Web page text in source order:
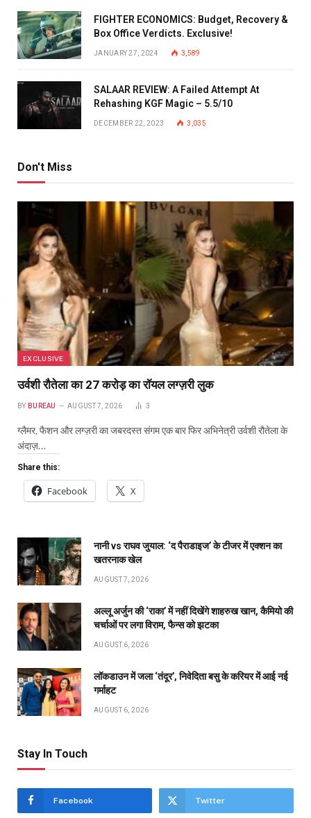
FIGHTER ECONOMICS: Budget, Recovery &
Box Office Verdicts. Exclusive!
JANUARY 27, 2024 3,589
SALAAR REVIEW: A Failed Attempt At
Rehashing KGF Magic – 5.5/10
DECEMBER 22, 2023 3,035
Don't Miss
EXCLUSIVE
उर्वशी रौतेला का ₹27 करोड़ का रॉयल लग्ज़री लुक
BY BUREAU AUGUST 7, 2026 3
ग्लैमर, फैशन और लग्ज़री का जबरदस्त संगम एक बार फिर अभिनेत्री उर्वशी रौतेला के
अंदाज़…
Share this:
Facebook X
नानी vs राघव जुयाल: ‘द पैराडाइज’ के टीजर में एक्शन का
खतरनाक खेल
AUGUST 7, 2026
अल्लू अर्जुन की ‘राका’ में नहीं दिखेंगे शाहरुख खान, कैमियो की
चर्चाओं पर लगा विराम, फैन्स को झटका
AUGUST 6, 2026
लॉकडाउन में जला ‘तंदूर’, निवेदिता बसु के करियर में आई नई
गर्माहट
AUGUST 6, 2026
Stay In Touch
Facebook Twitter